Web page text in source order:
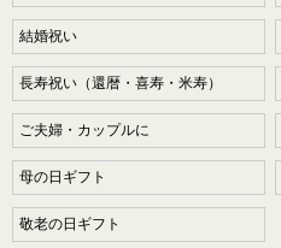
結婚祝い
長寿祝い（還暦・喜寿・米寿）
ご夫婦・カップルに
母の日ギフト
敬老の日ギフト